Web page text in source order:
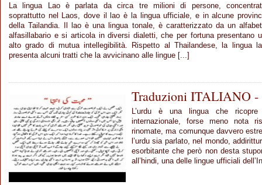
La lingua Lao è parlata da circa tre milioni di persone,
soprattutto nel Laos, dove il lao è la lingua ufficiale, e in alcune
della Tailandia. Il lao è una lingua tonale, è caratterizzato da un
alfasillabario e si articola in diversi dialetti, che per fortuna presentano
alto grado di mutua intellegibilità. Rispetto al Thailandese, la lingua
presenta alcuni tratti che la avvicinano alle lingue [...]
Traduzioni ITALIANO
L’urdu è una lingua che
internazionale, forse meno nota
rinomate, ma comunque davvero
l’urdu sia parlato, nel mondo,
esorbitante che però non desta
all’hindi, una delle lingue ufficiali